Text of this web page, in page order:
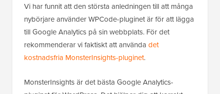
Vi har funnit att den största anledningen till att många
nybörjare använder WPCode-pluginet är för att lägga
till Google Analytics på sin webbplats. För det
rekommenderar vi faktiskt att använda det
kostnadsfria MonsterInsights-pluginet.
MonsterInsights är det bästa Google Analytics-